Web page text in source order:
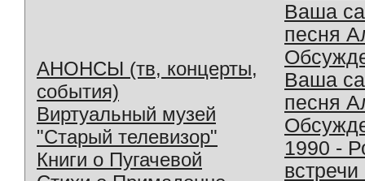
АНОНСЫ (тв, концерты,
события)
Виртуальный музей
"Старый телевизор"
Книги о Пугачевой
Ваша
песня
Ваша
песня
1990 -